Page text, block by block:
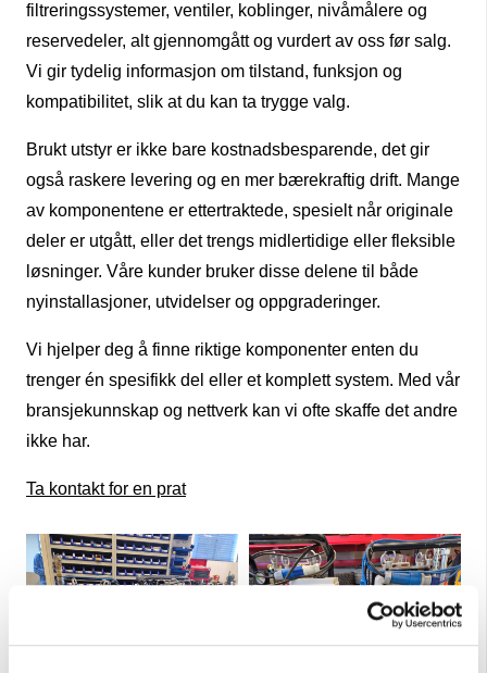
filtreringssystemer, ventiler, koblinger, nivåmålere og
reservedeler, alt gjennomgått og vurdert av oss før salg.
Vi gir tydelig informasjon om tilstand, funksjon og
kompatibilitet, slik at du kan ta trygge valg.
Brukt utstyr er ikke bare kostnadsbesparende, det gir
også raskere levering og en mer bærekraftig drift. Mange
av komponentene er ettertraktede, spesielt når originale
deler er utgått, eller det trengs midlertidige eller fleksible
løsninger. Våre kunder bruker disse delene til både
nyinstallasjoner, utvidelser og oppgraderinger.
Vi hjelper deg å finne riktige komponenter enten du
trenger én spesifikk del eller et komplett system. Med vår
bransjekunnskap og nettverk kan vi ofte skaffe det andre
ikke har.
Ta kontakt for en prat